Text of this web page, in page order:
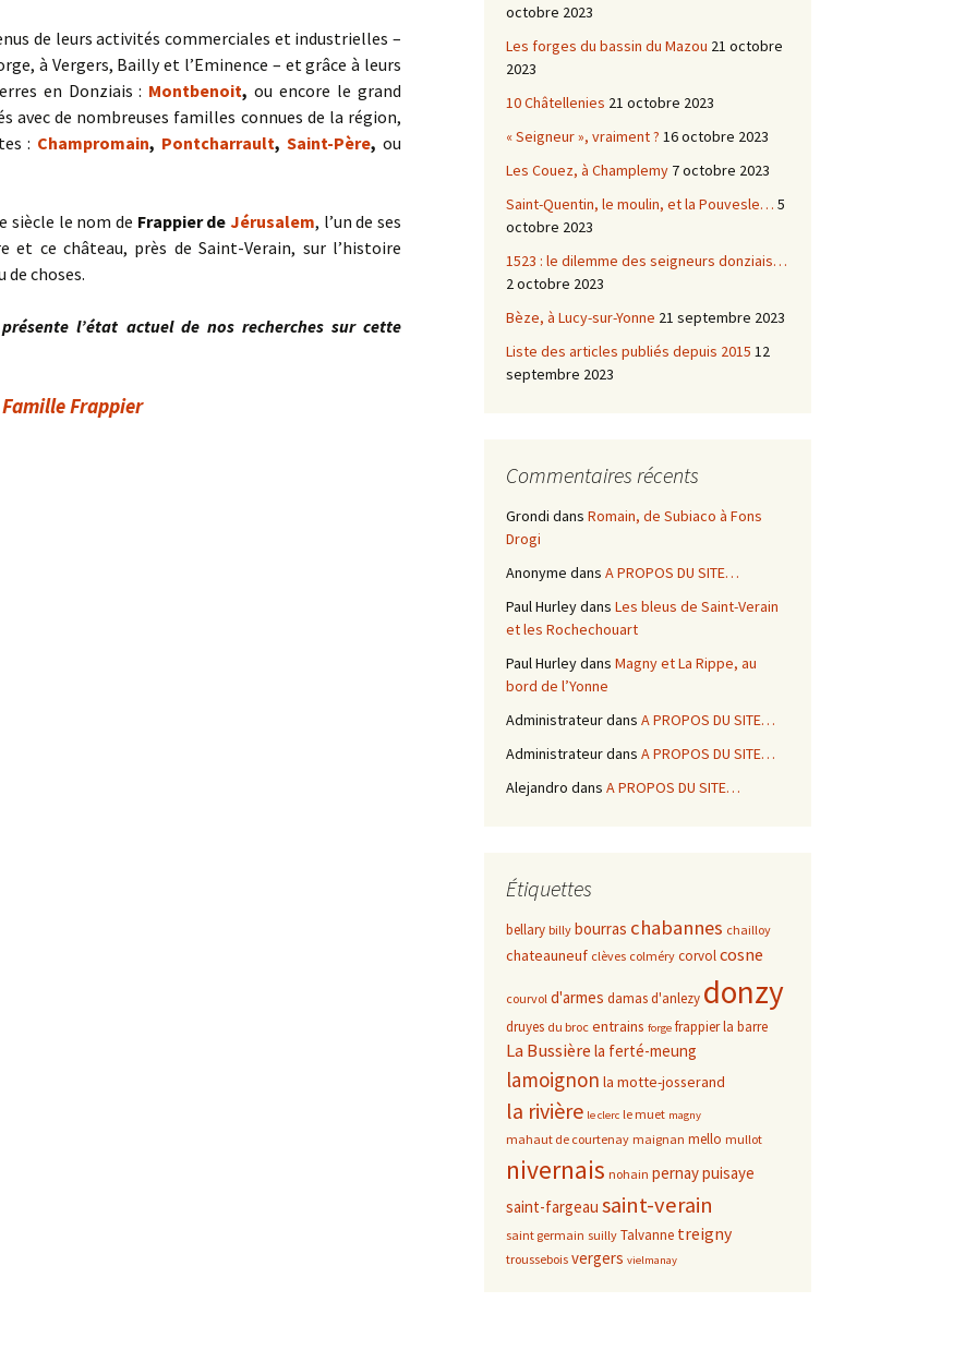
de leurs activités commerciales et industrielles –
à Vergers, Bailly et l’Eminence – et grâce à leurs
en Donziais : Montbenoit,ou encore le grand
avec de nombreuses familles connues de la région,
: Champromain, Pontcharrault,Saint-Père,ou
siècle le nom de Frappier deJérusalem, l’un de ses
et ce château, près de Saint-Verain, sur l’histoire
de choses.
l’état actuel de nos recherches sur cette
Famille Frappier
octobre 2023
Les forges du bassin du Mazou 21 octobre
2023
10 Châtellenies 21 octobre 2023
« Seigneur », vraiment ? 16 octobre 2023
Les Couez, à Champlemy 7 octobre 2023
Saint-Quentin, le moulin, et la Pouvesle… 5
octobre 2023
1523 : le dilemme des seigneurs donziais…
2 octobre 2023
Bèze, à Lucy-sur-Yonne 21 septembre 2023
Liste des articles publiés depuis 2015 12
septembre 2023
Commentaires récents
Grondi dans Romain, de Subiaco à Fons
Drogi
Anonyme dans A PROPOS DU SITE…
Paul Hurleydans Les bleus de Saint-Verain
et les Rochechouart
Paul Hurleydans Magny et La Rippe, au
bord de l’Yonne
Administrateurdans A PROPOS DU SITE…
Administrateurdans A PROPOS DU SITE…
Alejandro dans A PROPOS DU SITE…
Étiquettes
bellary billy bourras chabannes chailloy
chateauneuf clèves colméry corvolcosne
courvol d'armes damas d'anlezy donzy
druyes du broc entrains forge frappierla barre
La Bussière la ferté-meung
lamoignon la motte-josserand
la rivière le clerc le muet magny
mahaut de courtenay maignan mello mullot
nivernais nohain pernaypuisaye
saint-fargeau saint-verain
saint germain suilly Talvanne treigny
troussebois vergers vielmanay